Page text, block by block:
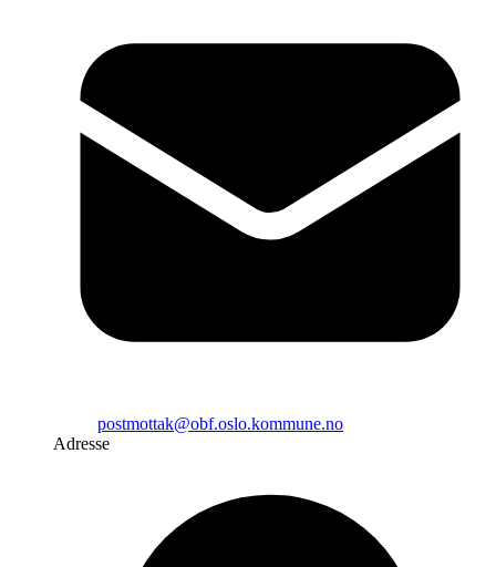
postmottak@obf.oslo.kommune.no
Adresse